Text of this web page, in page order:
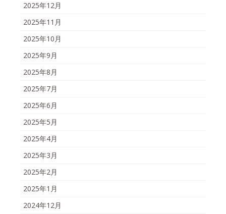
2025年12月
2025年11月
2025年10月
2025年9月
2025年8月
2025年7月
2025年6月
2025年5月
2025年4月
2025年3月
2025年2月
2025年1月
2024年12月